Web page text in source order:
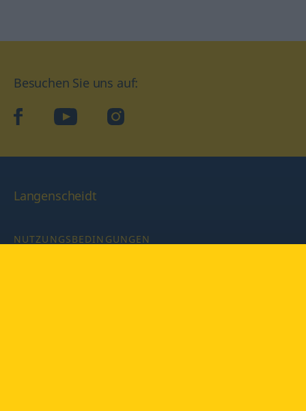
Besuchen Sie uns auf:
facebookYouTube Instagram
Langenscheidt
NUTZUNGSBEDINGUNGEN